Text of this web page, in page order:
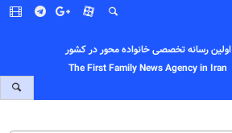
اولین رسانه تخصصی خانواده محور در کشور
The First Family News Agency in Iran